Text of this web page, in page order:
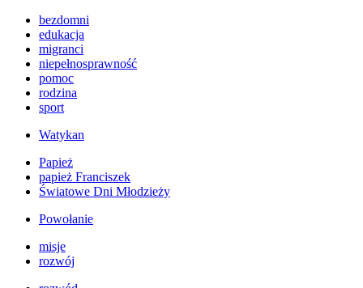
bezdomni
edukacja
migranci
niepełnosprawność
pomoc
rodzina
sport
Watykan
Papież
papież Franciszek
Światowe Dni Młodzieży
Powołanie
misje
rozwój